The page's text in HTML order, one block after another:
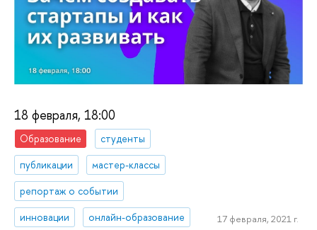
18 февраля, 18:00
Образование
студенты
публикации
мастер-классы
репортаж о событии
инновации
онлайн-образование 17 февраля, 2021 г.